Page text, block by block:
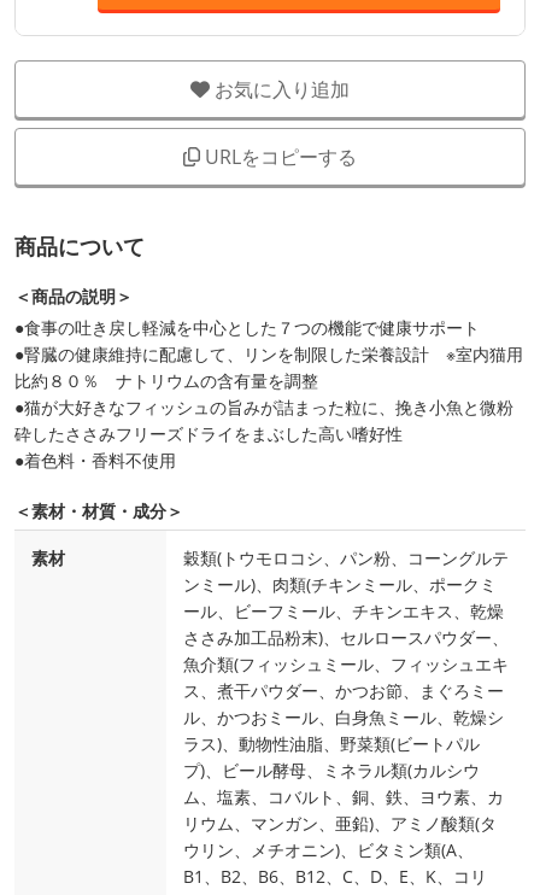
お気に入り追加
URLをコピーする
商品について
＜商品の説明＞
●食事の吐き戻し軽減を中心とした７つの機能で健康サポート
●腎臓の健康維持に配慮して、リンを制限した栄養設計 ※室内猫用
比約８０％ ナトリウムの含有量を調整
●猫が大好きなフィッシュの旨みが詰まった粒に、挽き小魚と微粉
砕したささみフリーズドライをまぶした高い嗜好性
●着色料・香料不使用
＜素材・材質・成分＞
素材
穀類(トウモロコシ、パン粉、コーングルテ
ンミール)、肉類(チキンミール、ポークミ
ール、ビーフミール、チキンエキス、乾燥
ささみ加工品粉末)、セルロースパウダー、
魚介類(フィッシュミール、フィッシュエキ
ス、煮干パウダー、かつお節、まぐろミー
ル、かつおミール、白身魚ミール、乾燥シ
ラス)、動物性油脂、野菜類(ビートパル
プ)、ビール酵母、ミネラル類(カルシウ
ム、塩素、コバルト、銅、鉄、ヨウ素、カ
リウム、マンガン、亜鉛)、アミノ酸類(タ
ウリン、メチオニン)、ビタミン類(A、
B1、B2、B6、B12、C、D、E、K、コリ